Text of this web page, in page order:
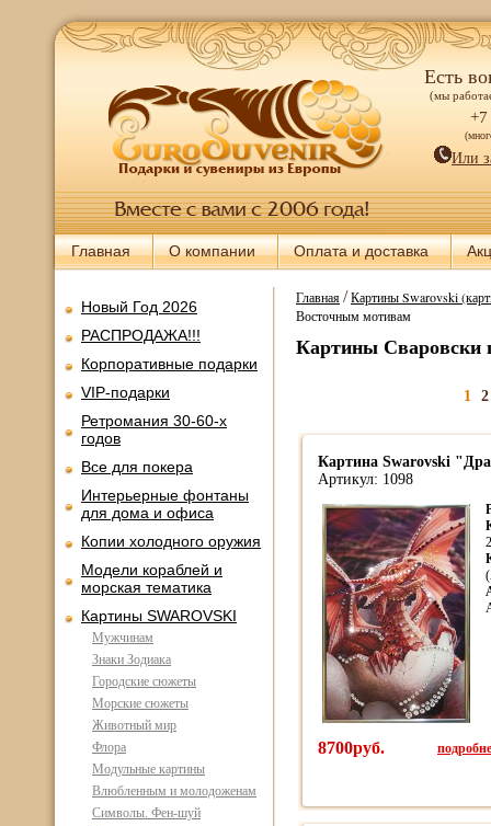
Есть
(мы
+7
Или
Главная О компании Оплата и доставка
Новый Год 2026
РАСПРОДАЖА!!!
Корпоративные подарки
VIP-подарки
Ретромания 30-60-х
годов
Все для покера
Интерьерные фонтаны
для дома и офиса
Копии холодного оружия
Модели кораблей и
морская тематика
Картины SWAROVSKI
Мужчинам
Знаки Зодиака
Городские сюжеты
Морские сюжеты
Животный мир
Флора
Модульные картины
Влюбленным и молодоженам
Символы. Фен-шуй
Главная/Картины Swarovski
Восточным мотивам
Картины Сваровски
1 2
Картина Swarovski
Артикул: 1098
8700руб.